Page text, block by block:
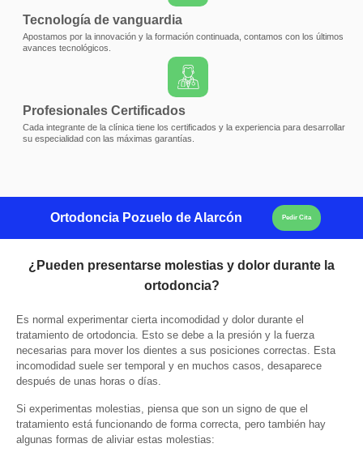
Tecnología de vanguardia
Apostamos por la innovación y la formación continuada, contamos con los últimos
avances tecnológicos.
Profesionales Certificados
Cada integrante de la clínica tiene los certificados y la experiencia para desarrollar
su especialidad con las máximas garantías.
Ortodoncia Pozuelo de Alarcón Pedir Cita
¿Pueden presentarse molestias y dolor durante la
ortodoncia?
Es normal experimentar cierta incomodidad y dolor durante el
tratamiento de ortodoncia. Esto se debe a la presión y la fuerza
necesarias para mover los dientes a sus posiciones correctas. Esta
incomodidad suele ser temporal y en muchos casos, desaparece
después de unas horas o días.
Si experimentas molestias, piensa que son un signo de que el
tratamiento está funcionando de forma correcta, pero también hay
algunas formas de aliviar estas molestias: